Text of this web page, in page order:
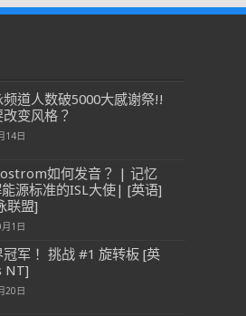
频道人数破5000大感谢祭!!
变风格？
14日
如何发音？ | 记忆
源标准的ISL大使| [英语]
联盟]
1日
冠军！ 挑战 #1 旋转板 [英
NT]
20日